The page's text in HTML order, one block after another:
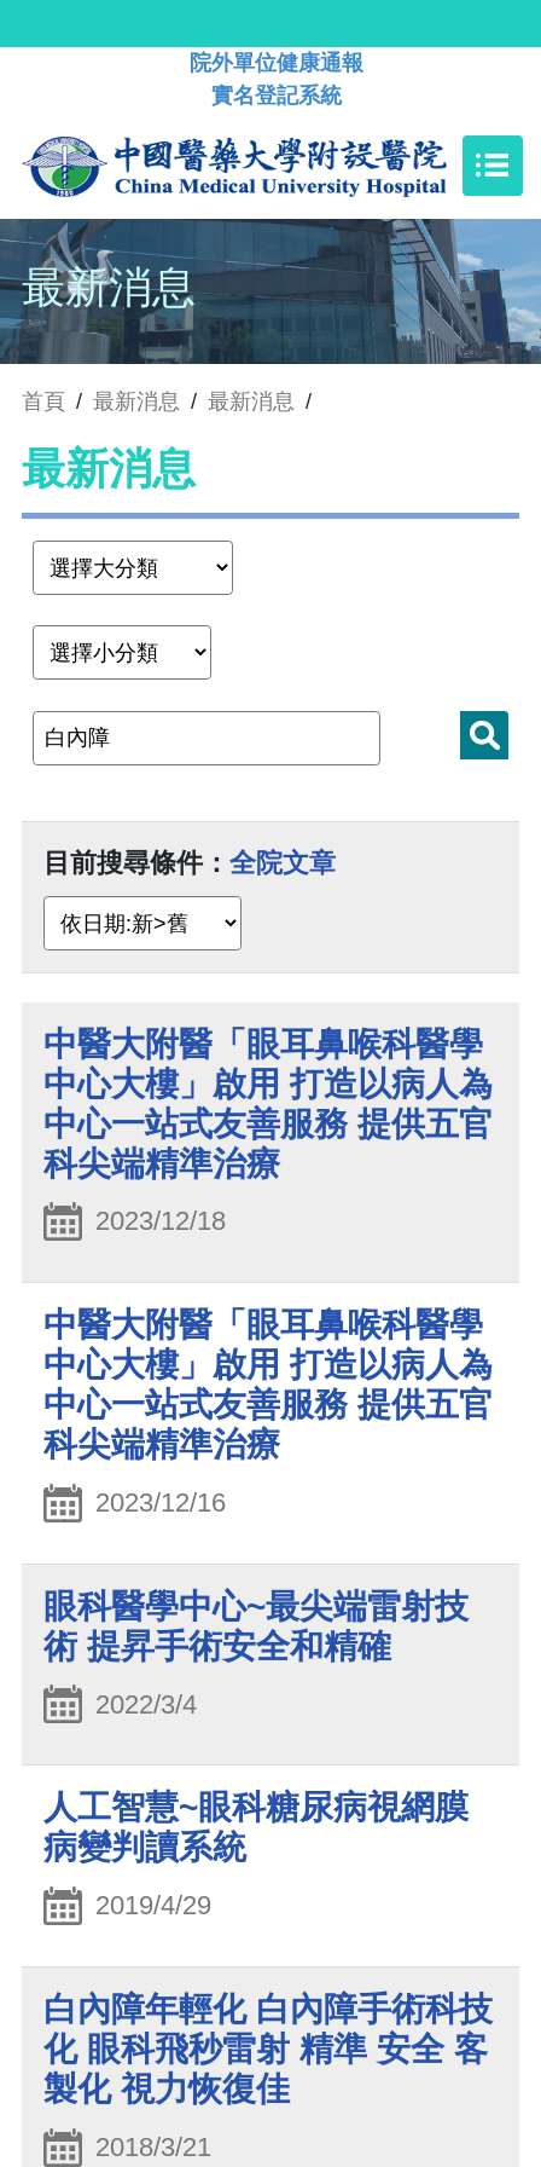
院外單位健康通報
實名登記系統
最新消息
首頁 / 最新消息 / 最新消息 /
最新消息
目前搜尋條件： 全院文章
中醫大附醫「眼耳鼻喉科醫學
中心大樓」啟用 打造以病人為
中心一站式友善服務 提供五官
科尖端精準治療
2023/12/18
中醫大附醫「眼耳鼻喉科醫學
中心大樓」啟用 打造以病人為
中心一站式友善服務 提供五官
科尖端精準治療
2023/12/16
眼科醫學中心~最尖端雷射技
術 提昇手術安全和精確
2022/3/4
人工智慧~眼科糖尿病視網膜
病變判讀系統
2019/4/29
白內障年輕化 白內障手術科技
化 眼科飛秒雷射 精準 安全 客
製化 視力恢復佳
2018/3/21